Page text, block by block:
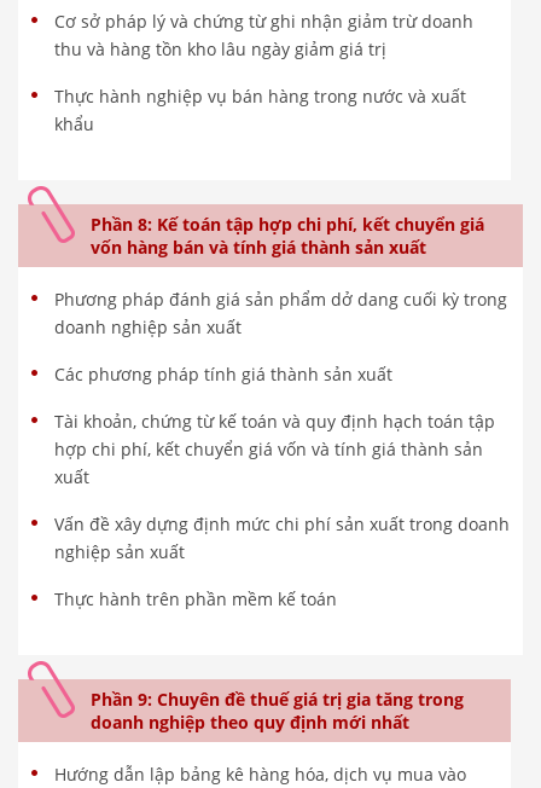
Cơ sở pháp lý và chứng từ ghi nhận giảm trừ doanh
thu và hàng tồn kho lâu ngày giảm giá trị
Thực hành nghiệp vụ bán hàng trong nước và xuất
khẩu
Phần 8: Kế toán tập hợp chi phí, kết chuyển giá
vốn hàng bán và tính giá thành sản xuất
Phương pháp đánh giá sản phẩm dở dang cuối kỳ trong
doanh nghiệp sản xuất
Các phương pháp tính giá thành sản xuất
Tài khoản, chứng từ kế toán và quy định hạch toán tập
hợp chi phí, kết chuyển giá vốn và tính giá thành sản
xuất
Vấn đề xây dựng định mức chi phí sản xuất trong doanh
nghiệp sản xuất
Thực hành trên phần mềm kế toán
Phần 9: Chuyên đề thuế giá trị gia tăng trong
doanh nghiệp theo quy định mới nhất
Hướng dẫn lập bảng kê hàng hóa, dịch vụ mua vào